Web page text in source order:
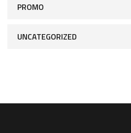
PROMO
UNCATEGORIZED